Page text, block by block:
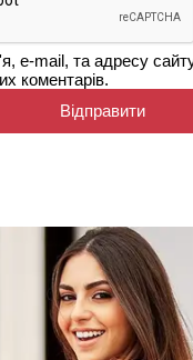
e-mail, та адресу
коментарів.